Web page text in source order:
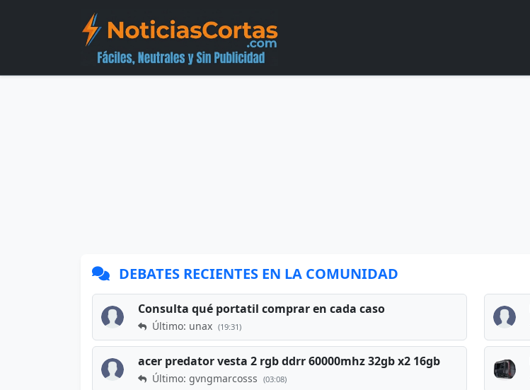
DEBATES RECIENTES EN LA COMUNIDAD
Consulta qué portatil comprar en cada caso
Último: unax (19:31)
acer predator vesta 2 rgb ddrr 60000mhz 32gb x2 16gb
Último: gvngmarcosss (03:08)